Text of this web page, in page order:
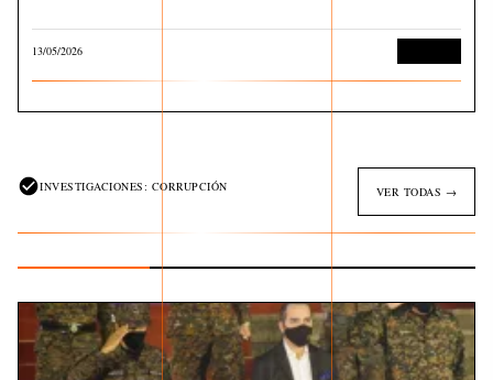
13/05/2026
INVESTIGACIONES: CORRUPCIÓN VER TODAS →